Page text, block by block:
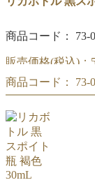
商品コード： 73-
販売価格(税込)：
黒スポイト瓶 緑
商品コード： 73-
黒スポイト瓶 緑 30mL